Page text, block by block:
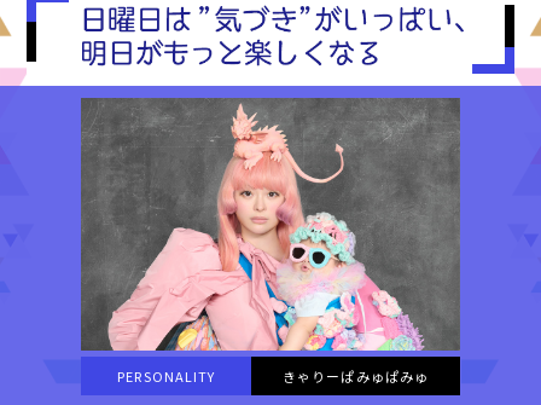
PERSONALITY きゃりーぱみゅぱみゅ